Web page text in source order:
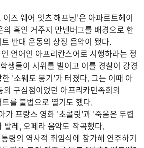
즈 웨어 잇츠 해프닝'은 아파르트헤이
흑인 거주지 만넨버그를 배경으로 한
반대 운동의 상징 음악이 됐다.
언어인 아프리칸스어로 시행하라는 정
생들이 시위를 벌이고 이를 경찰이 강경
'소웨토 봉기'가 터졌다. 그는 이때 아
구심점이었던 아프리카민족회의
를 불법으로 열기도 했다.
가 프랑스 영화 '초콜릿'과 '죽음은 두렵
발레, 오페라 음악도 작곡했다.
령의 역사적 취임식에 참가해 연주하기